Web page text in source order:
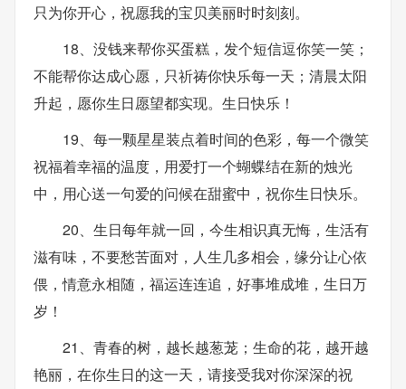
只为你开心，祝愿我的宝贝美丽时时刻刻。
18、没钱来帮你买蛋糕，发个短信逗你笑一笑；
不能帮你达成心愿，只祈祷你快乐每一天；清晨太阳
升起，愿你生日愿望都实现。生日快乐！
19、每一颗星星装点着时间的色彩，每一个微笑
祝福着幸福的温度，用爱打一个蝴蝶结在新的烛光
中，用心送一句爱的问候在甜蜜中，祝你生日快乐。
20、生日每年就一回，今生相识真无悔，生活有
滋有味，不要愁苦面对，人生几多相会，缘分让心依
偎，情意永相随，福运连连追，好事堆成堆，生日万
岁！
21、青春的树，越长越葱茏；生命的花，越开越
艳丽，在你生日的这一天，请接受我对你深深的祝